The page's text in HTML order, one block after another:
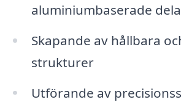
aluminiumbaserade
Skapande av hållbara
strukturer
Utförande av